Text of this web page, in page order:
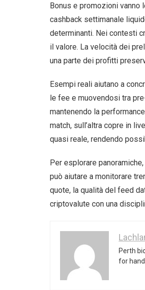
Bonus e promozioni vanno
cashback settimanale
determinanti. Nei contesti
il valore. La velocità dei
una parte dei profitti
Esempi reali aiutano a
le fee e muovendosi tra
mantenendo la
match, sull’altra copre in
quasi reale, rendendo
Per esplorare
può aiutare a monitorare
quote, la qualità del feed
criptovalute con una
Perth
for